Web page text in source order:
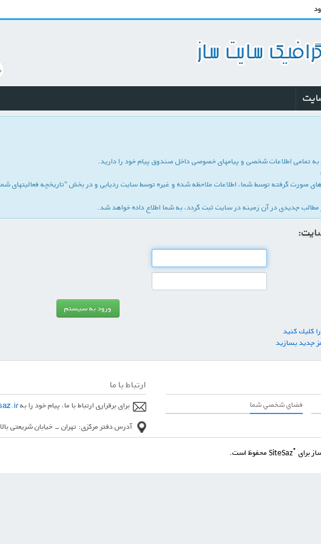
تمامی اطلاعات شخصی و پیامهای خصوصی داخل صندوق پیام خود را دارید.
صورت گرفته توسط شما، اطلاعات ملاحظه شده و غیره توسط سایت ردیابی و در بخش "تاریخچه فعالیتهای
مطالب جدیدی در آن زمینه در سایت ثبت گردد، به شما اطلاع داده خواهد شد.
كلیك كنید
جدید بسازید
فضاي شخصي شما
ارتباط با ما
برای برقراری ارتباط با ما، پیام خود را به
آدرس دفتر مرکزی: تهران - خیابان شریعتی بالاتر از
برای ®
SiteSaz محفوظ است.